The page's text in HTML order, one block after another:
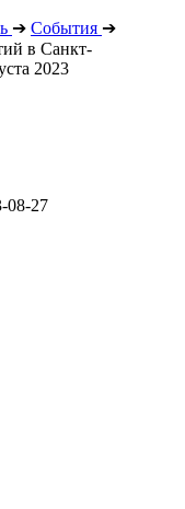
➔ События ➔
в Санкт-
2023
08-27